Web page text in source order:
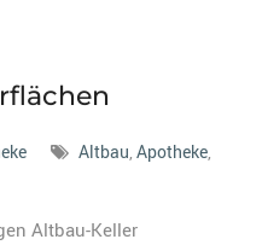
Altbau, Apotheke,
Altbau-Keller